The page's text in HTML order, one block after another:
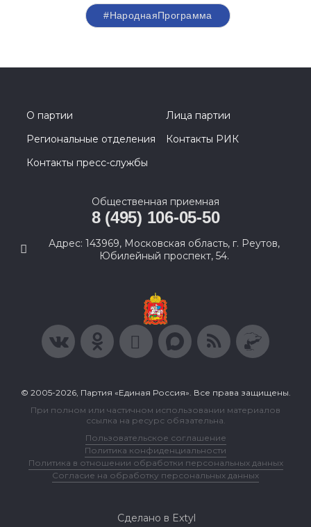
#НароднаяПрограмма
О партии
Лица партии
Региональные отделения
Контакты РИК
Контакты пресс-службы
Общественная приемная
8 (495) 106-05-50
Адрес: 143969, Московская область, г. Реутов,
Юбилейный проспект, 54.
© 2005-2026, Партия «Единая Россия». Все права защищены.
При полном или частичном использовании материалов
ссылка на ресурс обязательна.
Пользовательское соглашение
Политика конфиденциальности
Политика в отношении обработки персональных данных
Согласие на обработку персональных данных
Сделано в Extyl